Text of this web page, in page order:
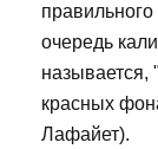
очередь
называется,
красных
Лафайет).